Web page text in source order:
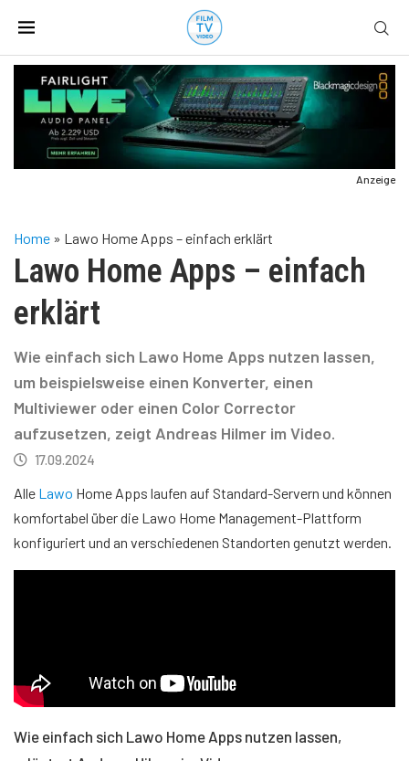
Anzeige
Home » Lawo Home Apps – einfach erklärt
Lawo Home Apps – einfach
erklärt
Wie einfach sich Lawo Home Apps nutzen lassen,
um beispielsweise einen Konverter, einen
Multiviewer oder einen Color Corrector
aufzusetzen, zeigt Andreas Hilmer im Video.
17.09.2024
Alle Lawo Home Apps laufen auf Standard-Servern und können
komfortabel über die Lawo Home Management-Plattform
konfiguriert und an verschiedenen Standorten genutzt werden.
Wie einfach sich Lawo Home Apps nutzen lassen,